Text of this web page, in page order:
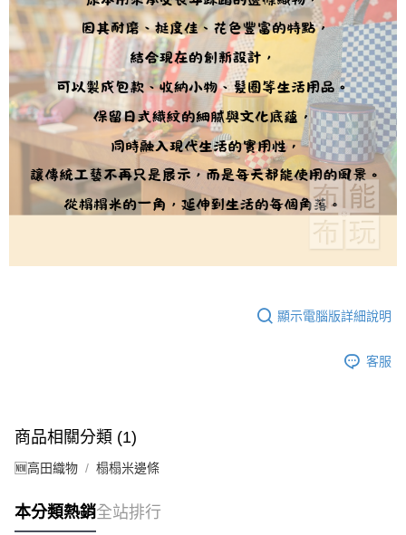
顯示電腦版詳細說明
客服
商品相關分類 (1)
🆕高田織物 榻榻米邊條
本分類熱銷全站排行